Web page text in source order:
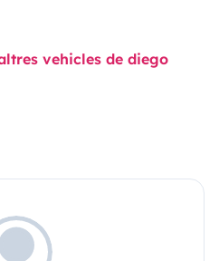
vehicles de diego